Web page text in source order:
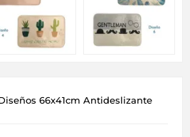
66x41cm Antideslizante